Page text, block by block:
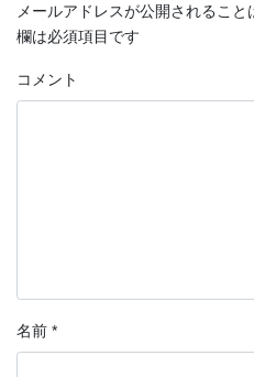
メールアドレスが公開されること
欄は必須項目です
コメント
名前 *